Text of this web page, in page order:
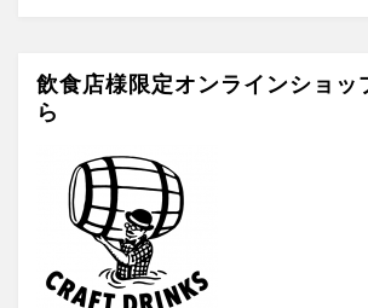
e
o
o
k
gr
m
er
飲食店様限定オンラインショッ
ら